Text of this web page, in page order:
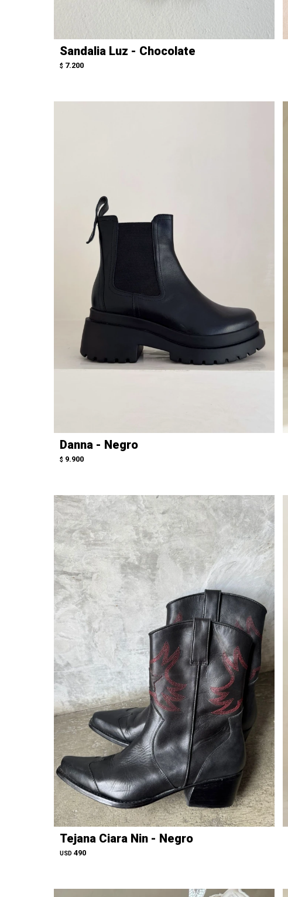
Sandalia Luz - Chocolate
$ 7.200
Danna - Negro
$ 9.900
Tejana Ciara Nin - Negro
USD 490